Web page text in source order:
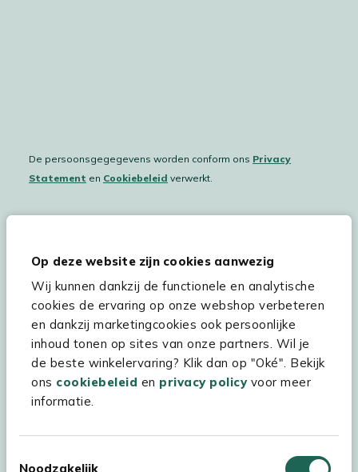
Op deze website zijn cookies aanwezig
Wij kunnen dankzij de functionele en analytische
cookies de ervaring op onze webshop verbeteren
en dankzij marketingcookies ook persoonlijke
inhoud tonen op sites van onze partners. Wil je
de beste winkelervaring? Klik dan op "Oké". Bekijk
ons cookiebeleid en privacy policyvoor meer
informatie.
Noodzakelijk
De persoonsgegegevens worden conform ons Privacy
Statement en Cookiebeleid verwerkt.
Hulp & service
Assortiment
Kees Smit Tuinmeubelen
Experience Stores XXL